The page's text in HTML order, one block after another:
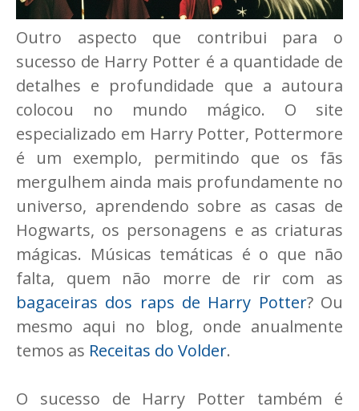
Outro aspecto que contribui para o
sucesso de Harry Potter é a quantidade de
detalhes e profundidade que a autoura
colocou no mundo mágico. O site
especializado em Harry Potter, Pottermore
é um exemplo, permitindo que os fãs
mergulhem ainda mais profundamente no
universo, aprendendo sobre as casas de
Hogwarts, os personagens e as criaturas
mágicas. Músicas temáticas é o que não
falta, quem não morre de rir com as
bagaceiras dos raps de Harry Potter? Ou
mesmo aqui no blog, onde anualmente
temos as Receitas do Volder.
O sucesso de Harry Potter também é